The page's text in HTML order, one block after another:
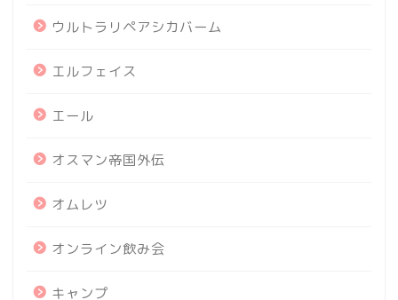
ウルトラリペアシカバーム
エルフェイス
エール
オスマン帝国外伝
オムレツ
オンライン飲み会
キャンプ